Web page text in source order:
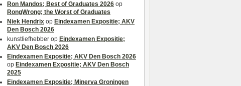
Ron Mandos; Best of Graduates 2026 op
RongWrong; the Worst of Graduates
Niek Hendrix op Eindexamen Expositie; AKV
Den Bosch 2026
kunstliefhebber op Eindexamen Expositie;
AKV Den Bosch 2026
Eindexamen Expositie; AKV Den Bosch 2026
op Eindexamen Expositie; AKV Den Bosch
2025
Eindexamen Expositie; Minerva Groningen